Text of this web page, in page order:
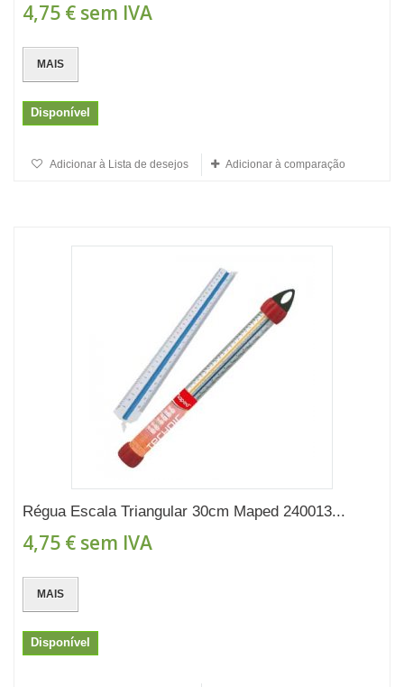
4,75 € sem IVA
MAIS
Disponível
Adicionar à Lista de desejos Adicionar à comparação
Régua Escala Triangular 30cm Maped 240013...
4,75 € sem IVA
MAIS
Disponível